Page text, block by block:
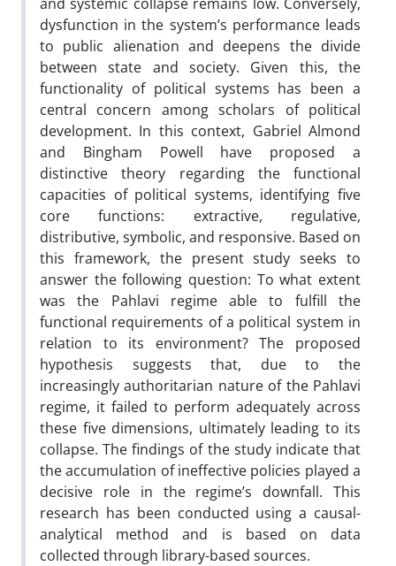
dysfunction in the system’s performance leads
to public alienation and deepens the divide
between state and society. Given this, the
functionality of political systems has been a
central concern among scholars of political
development. In this context, Gabriel Almond
and Bingham Powell have proposed a
distinctive theory regarding the functional
capacities of political systems, identifying five
core functions: extractive, regulative,
distributive, symbolic, and responsive. Based on
this framework, the present study seeks to
answer the following question: To what extent
was the Pahlavi regime able to fulfill the
functional requirements of a political system in
relation to its environment? The proposed
hypothesis suggests that, due to the
increasingly authoritarian nature of the Pahlavi
regime, it failed to perform adequately across
these five dimensions, ultimately leading to its
collapse. The findings of the study indicate that
the accumulation of ineffective policies played a
decisive role in the regime’s downfall. This
research has been conducted using a causal-
analytical method and is based on data
collected through library-based sources.